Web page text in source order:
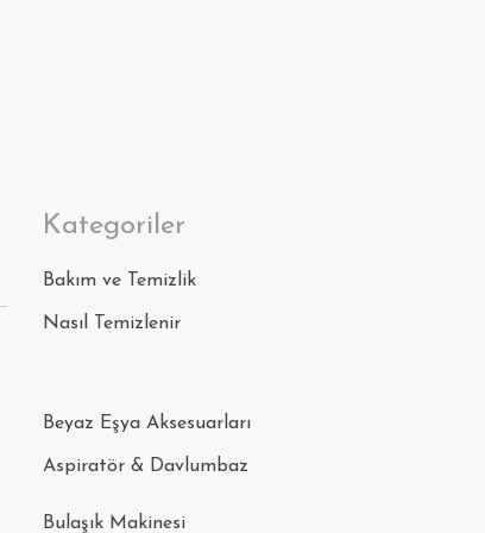
Kategoriler
Bakım ve Temizlik
Nasıl Temizlenir
Beyaz Eşya Aksesuarları
Aspiratör & Davlumbaz
Bulaşık Makinesi